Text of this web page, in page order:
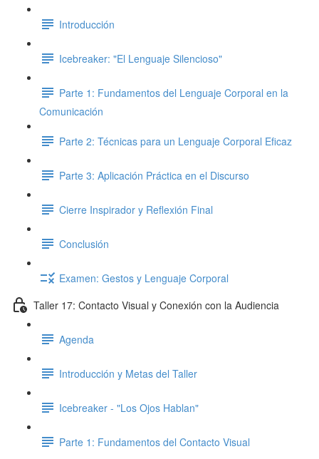
Introducción
Icebreaker: "El Lenguaje Silencioso"
Parte 1: Fundamentos del Lenguaje Corporal en la
Comunicación
Parte 2: Técnicas para un Lenguaje Corporal Eficaz
Parte 3: Aplicación Práctica en el Discurso
Cierre Inspirador y Reflexión Final
Conclusión
Examen: Gestos y Lenguaje Corporal
Taller 17: Contacto Visual y Conexión con la Audiencia
Agenda
Introducción y Metas del Taller
Icebreaker - "Los Ojos Hablan"
Parte 1: Fundamentos del Contacto Visual